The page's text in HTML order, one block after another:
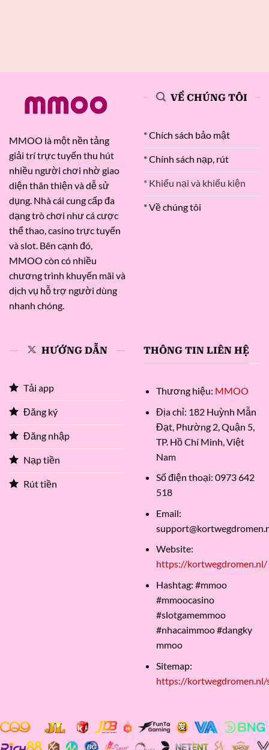
MMOO là một nền tảng
giải trí trực tuyến thu hút
nhiều người chơi nhờ giao
diện thân thiện và dễ sử
dụng. Nhà cái cung cấp đa
dạng trò chơi như cá cược
thể thao, casino trực tuyến
và slot. Bên cạnh đó,
MMOO còn có nhiều
chương trình khuyến mãi và
dịch vụ hỗ trợ người dùng
nhanh chóng.
VỀ CHÚNG TÔI
* Chích sách bảo mật
* Chính sách nạp, rút
* Khiếu nại và khiếu kiện
* Về chúng tôi
HƯỚNG DẪN
Tải app
Đăng ký
Đăng nhập
Nạp tiền
Rút tiền
THÔNG TIN LIÊN HỆ
Thương hiệu: MMOO
Địa chỉ: 182 Huỳnh Mẫn
Đạt, Phường 2, Quận 5,
TP. Hồ Chí Minh, Việt
Nam
Số điện thoại: 0973 642
518
Email:
Website:
https://kortwegdromen.nl/
Hashtag: #mmoo
#mmoocasino
#slotgamemmoo
#nhacaimmoo #dangky
mmoo
Sitemap:
https://kortwegdromen.nl/